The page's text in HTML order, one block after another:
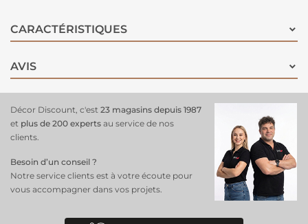
CARACTÉRISTIQUES
AVIS
Décor Discount, c'est 23 magasins depuis 1987
et plus de 200 experts au service de nos
clients.
Besoin d’un conseil ?
Notre service clients est à votre écoute pour
vous accompagner dans vos projets.